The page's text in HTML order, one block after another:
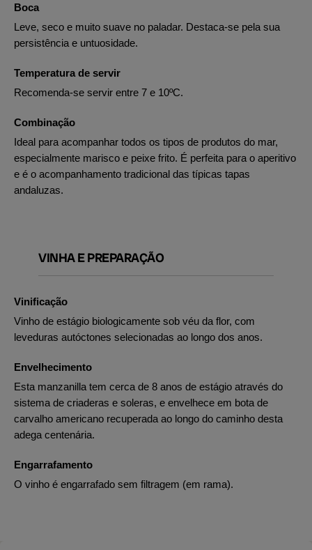
Boca
Leve, seco e muito suave no paladar. Destaca-se pela sua
persistência e untuosidade.
Temperatura de servir
Recomenda-se servir entre 7 e 10ºC.
Combinação
Ideal para acompanhar todos os tipos de produtos do mar,
especialmente marisco e peixe frito. É perfeita para o aperitivo
e é o acompanhamento tradicional das típicas tapas
andaluzas.
VINHA E PREPARAÇÃO
Vinificação
Vinho de estágio biologicamente sob véu da flor, com
leveduras autóctones selecionadas ao longo dos anos.
Envelhecimento
Esta manzanilla tem cerca de 8 anos de estágio através do
sistema de criaderas e soleras, e envelhece em bota de
carvalho americano recuperada ao longo do caminho desta
adega centenária.
Engarrafamento
O vinho é engarrafado sem filtragem (em rama).